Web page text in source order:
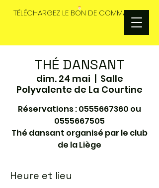
TÉLÉCHARGEZ LE BON DE COMMANDES
THÉ DANSANT
dim. 24 mai
  |
Salle
Polyvalente de La Courtine
Réservations : 0555667360 ou
0555667505
Thé dansant organisé par le club
de la Liège
Heure et lieu